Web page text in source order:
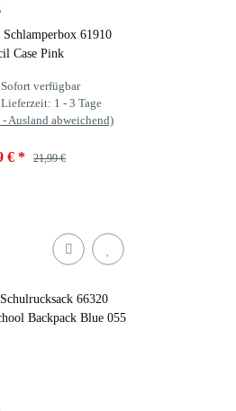
zur Farbauswahl
Schlamperbox 61910
Case Pink
Sofort verfügbar
Lieferzeit: 1 - 3 Tage
- Ausland abweichend)
€* 21,99 €
Fuchsia Black